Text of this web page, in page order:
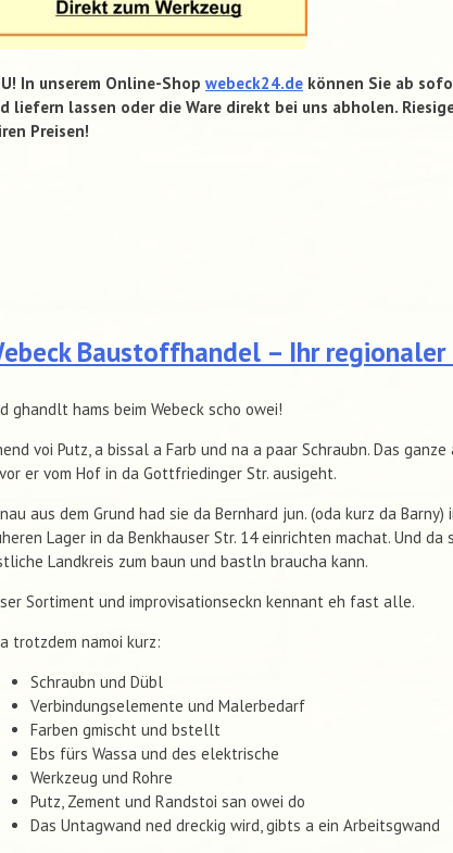
In unserem Online-Shop webeck24.de können Sie ab
liefern lassen oder die Ware direkt bei uns abholen.
Preisen!
Baustoffhandel – Ihr regionaler
ghandlt hams beim Webeck scho owei!
voi Putz, a bissal a Farb und na a paar Schraubn. Das
er vom Hof in da Gottfriedinger Str. ausigeht.
aus dem Grund had sie da Bernhard jun. (oda kurz da
Lager in da Benkhauser Str. 14 einrichten machat. Und
Landkreis zum baun und bastln braucha kann.
Sortiment und improvisationseckn kennant eh fast alle.
trotzdem namoi kurz:
Schraubn und Dübl
Verbindungselemente und Malerbedarf
Farben gmischt und bstellt
Ebs fürs Wassa und des elektrische
Werkzeug und Rohre
Putz, Zement und Randstoi san owei do
Das Untagwand ned dreckig wird, gibts a ein Arbeitsgwand